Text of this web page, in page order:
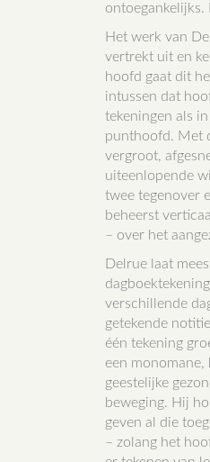
Het werk van
vertrekt uit en
hoofd gaat dit
intussen dat
tekeningen als
punthoofd. Met
vergroot,
uiteenlopende
twee tegenover
beheerst
– over het
Delrue laat
verschillende
getekende
één tekening
een monomane,
geestelijke
beweging. Hij
geven al die
– zolang het